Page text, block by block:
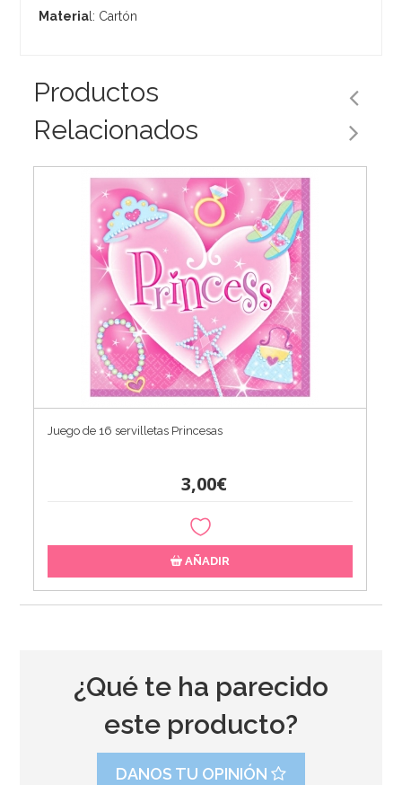
Materia l: Cartón
Productos
Relacionados
Juego de 16 servilletas Princesas
3,00€
AÑADIR
¿Qué te ha parecido
este producto?
DANOS TU OPINIÓN